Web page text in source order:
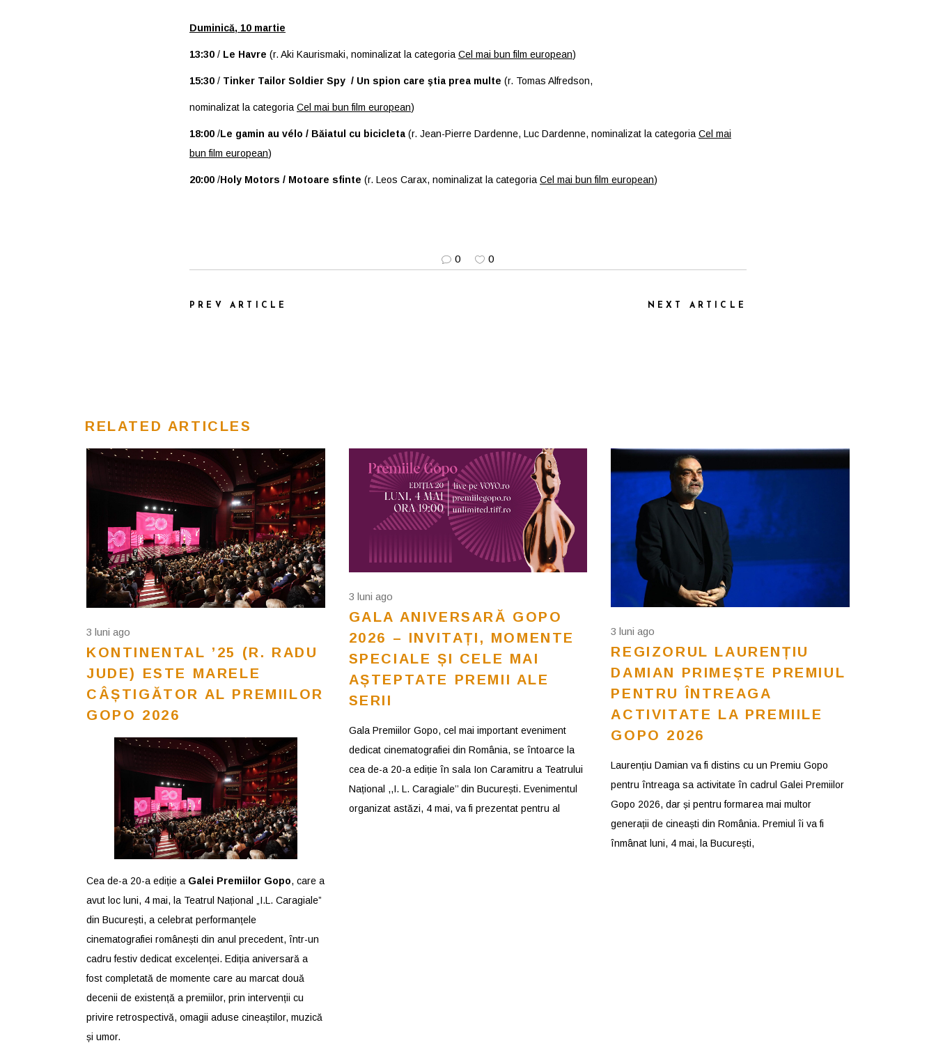
Duminică, 10 martie
13:30 / Le Havre (r. Aki Kaurismaki, nominalizat la categoria Cel mai bun film european)
15:30 / Tinker Tailor Soldier Spy / Un spion care ştia prea multe (r. Tomas Alfredson,
nominalizat la categoria Cel mai bun film european)
18:00 /Le gamin au vélo / Băiatul cu bicicleta (r. Jean-Pierre Dardenne, Luc Dardenne, nominalizat la categoria Cel mai
bun film european)
20:00 /Holy Motors / Motoare sfinte (r. Leos Carax, nominalizat la categoria Cel mai bun film european)
0 0
PREV ARTICLE NEXT ARTICLE
RELATED ARTICLES
3 luni ago
KONTINENTAL ’25 (R. RADU
JUDE) ESTE MARELE
CÂȘTIGĂTOR AL PREMIILOR
GOPO 2026
Cea de-a 20-a ediție a Galei Premiilor Gopo, care a
avut loc luni, 4 mai, la Teatrul Național „I.L. Caragiale”
din București, a celebrat performanțele
cinematografiei românești din anul precedent, într-un
cadru festiv dedicat excelenței. Ediția aniversară a
fost completată de momente care au marcat două
decenii de existență a premiilor, prin intervenții cu
privire retrospectivă, omagii aduse cineaștilor, muzică
și umor.
3 luni ago
GALA ANIVERSARĂ GOPO
2026 – INVITAȚI, MOMENTE
SPECIALE ȘI CELE MAI
AȘTEPTATE PREMII ALE
SERII
Gala Premiilor Gopo, cel mai important eveniment
dedicat cinematografiei din România, se întoarce la
cea de-a 20-a ediție în sala Ion Caramitru a Teatrului
Național ,,I. L. Caragiale’’ din București. Evenimentul
organizat astăzi, 4 mai, va fi prezentat pentru al
3 luni ago
REGIZORUL LAURENȚIU
DAMIAN PRIMEȘTE PREMIUL
PENTRU ÎNTREAGA
ACTIVITATE LA PREMIILE
GOPO 2026
Laurențiu Damian va fi distins cu un Premiu Gopo
pentru întreaga sa activitate în cadrul Galei Premiilor
Gopo 2026, dar și pentru formarea mai multor
generații de cineaști din România. Premiul îi va fi
înmânat luni, 4 mai, la București,